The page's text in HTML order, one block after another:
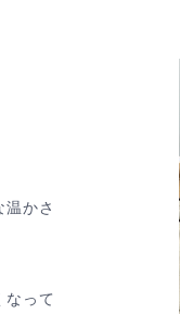
かさ
なって